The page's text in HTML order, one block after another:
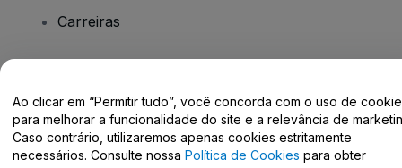
Carreiras
Centro de Ajuda / Fale Conosco
Ao clicar em “Permitir tudo”, você concorda com o uso de
para melhorar a funcionalidade do site e a relevância de
Caso contrário, utilizaremos apenas cookies estritamente
necessários. Consulte nossa Política de Cookies para obter